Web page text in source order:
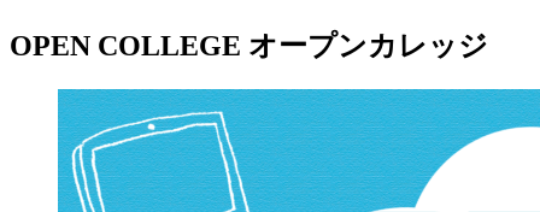
OPEN COLLEGE オープンカレッジ